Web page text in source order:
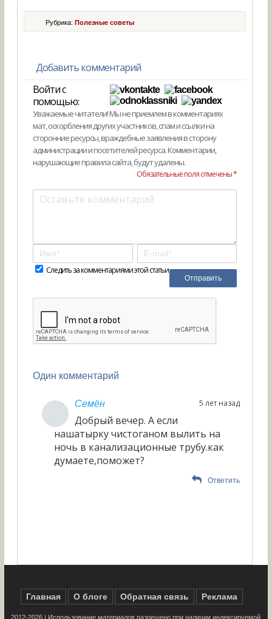
Рубрика:Полезные советы
Добавить комментарий
Войти с
помощью:
Уважаемые читатели! Мы не приемлем в комментариях
мат, оскорбления других участников, спам и ссылки на
сторонние ресурсы, враждебные заявления в сторону
администрации и посетителей ресурса. Комментарии,
нарушающие правила сайта, будут удалены.
Обязательные поля отмечены *
Следить за комментариями этой статьи
Один комментарий
Семён 5 лет назад
Добрый вечер. А если
нашатырку чистоганом вылить на
ночь в канализационные трубу.как
думаете,поможет?
Ответить
Главная О блоге Обратная связь Реклама
2012-2026 | Использование материалов разрешено при наличии индексируемой